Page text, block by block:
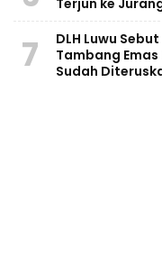
Terjun ke
7
DLH Luwu
Tambang Emas
Sudah